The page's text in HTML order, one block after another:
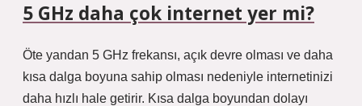
5 GHz daha çok internet yer mi?
Öte yandan 5 GHz frekansı, açık devre olması ve daha
kısa dalga boyuna sahip olması nedeniyle internetinizi
daha hızlı hale getirir. Kısa dalga boyundan dolayı